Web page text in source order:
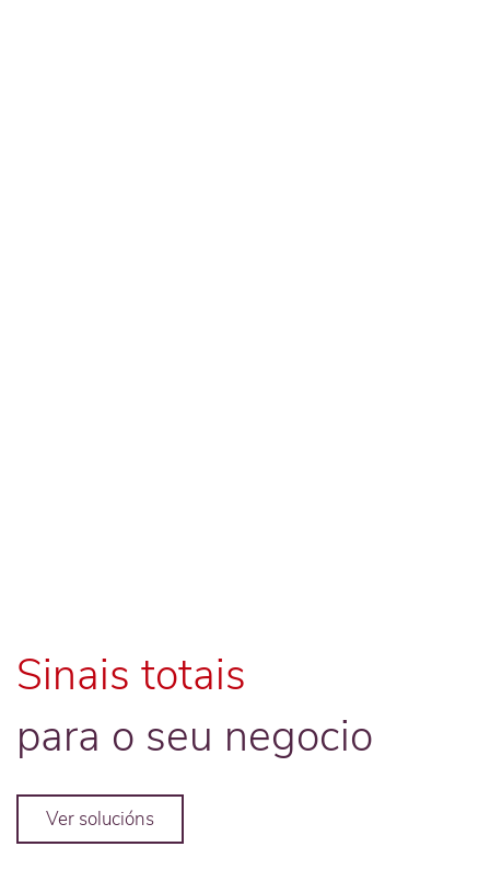
Sinais totais
para o seu negocio
Ver solucións